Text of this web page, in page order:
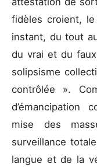
fidèles croient,
instant, du tout
du vrai et du
solipsisme
contrôlée ».
d’émancipation
mise des
surveillance
langue et de la